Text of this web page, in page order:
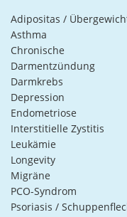
Adipositas /
Asthma
Chronische
Darmentzündung
Darmkrebs
Depression
Endometriose
Interstitielle Zystitis
Leukämie
Longevity
Migräne
PCO-Syndrom
Psoriasis /